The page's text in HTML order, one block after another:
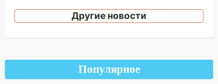
16:26 В Ульяновске бесплатно покажут
разработают отечественный прибор для
цифровой ПЦР
Другие новости
Популярное